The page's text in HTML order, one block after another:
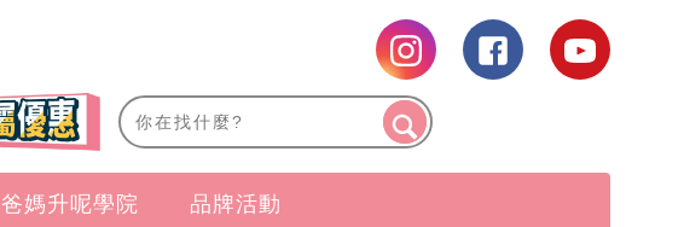
爸媽升呢學院 品牌活動